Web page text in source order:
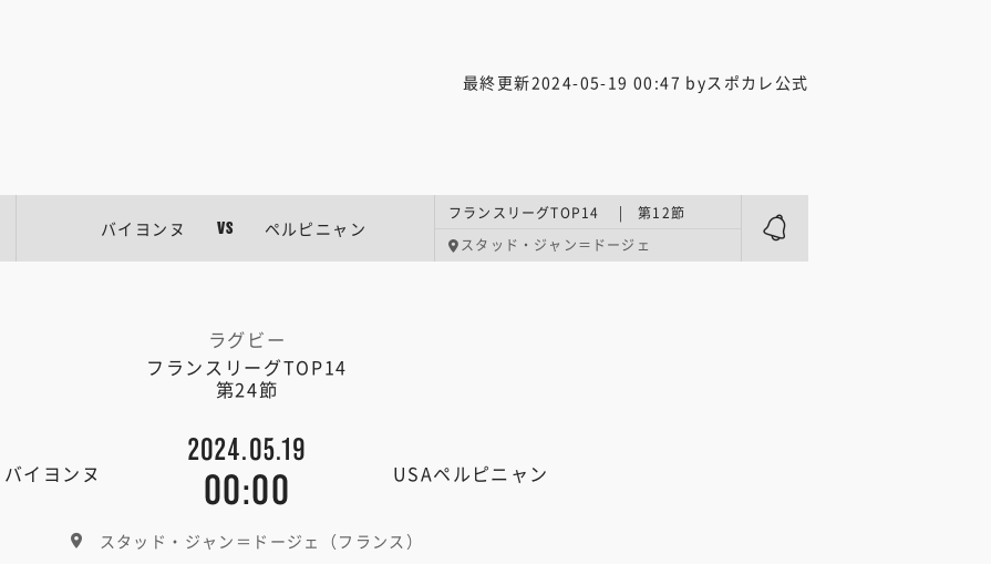
最終更新2024-05-19 00:47 byスポカレ公式
バイヨンヌ VS ペルピニャン
フランスリーグTOP14 | 第12節
スタッド・ジャン＝ドージェ
ラグビー
フランスリーグTOP14
第24節
イヨンヌ
2024.05.19
00:00 USAペルピニャン
スタッド・ジャン＝ドージェ（フランス）